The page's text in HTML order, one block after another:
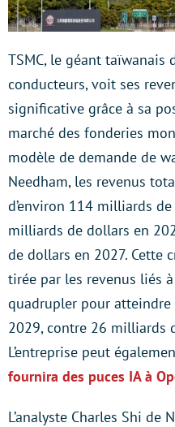
TSMC, le géant
conducteurs, voit ses
significative grâce à sa
marché des fonderies
modèle de demande de
Needham, les revenus
d’environ 114 milliards
milliards de dollars en
de dollars en 2027. Cette
tirée par les revenus liés
quadrupler pour
2029, contre 26 milliards
L’entreprise peut
fournira des puces IA à
L’analyste Charles Shi de